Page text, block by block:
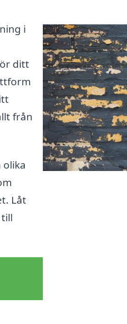
i
ditt
från
Låt